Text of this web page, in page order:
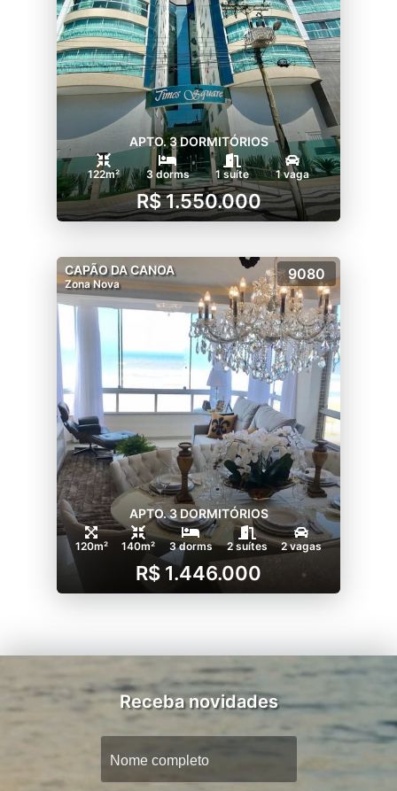
APTO. 3 DORMITÓRIOS
122m² 3 dorms 1 suíte 1 vaga
R$ 1.550.000
CAPÃO DA CANOA
Zona Nova
9080
APTO. 3 DORMITÓRIOS
120m² 140m² 3 dorms 2 suítes 2 vagas
R$ 1.446.000
Receba novidades